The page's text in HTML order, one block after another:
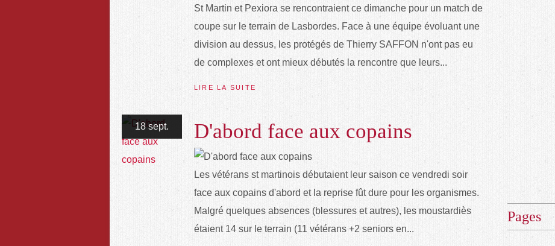
St Martin et Pexiora se rencontraient ce dimanche pour un match de
coupe sur le terrain de Lasbordes. Face à une équipe évoluant une
division au dessus, les protégés de Thierry SAFFON n'ont pas eu
de complexes et ont mieux débutés la rencontre que leurs...
LIRE LA SUITE
18 sept. D'abord face aux copains
Les vétérans st martinois débutaient leur saison ce vendredi soir
face aux copains d'abord et la reprise fût dure pour les organismes.
Malgré quelques absences (blessures et autres), les moustardiès
étaient 14 sur le terrain (11 vétérans +2 seniors en...
Pages